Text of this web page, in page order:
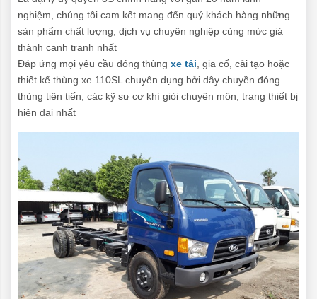
nghiệm, chúng tôi cam kết mang đến quý khách hàng những
sản phẩm chất lượng, dịch vụ chuyên nghiệp cùng mức giá
thành cạnh tranh nhất
Đáp ứng mọi yêu cầu đóng thùng xe tải , gia cố, cải tạo hoặc
thiết kế thùng xe 110SL chuyên dụng bởi dây chuyền đóng
thùng tiên tiến, các kỹ sư cơ khí giỏi chuyên môn, trang thiết bị
hiện đại nhất